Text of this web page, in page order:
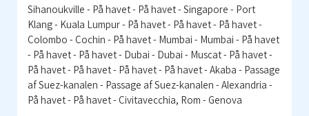
Sihanoukville - På havet - På havet - Singapore - Port
Klang - Kuala Lumpur - På havet - På havet - På havet -
Colombo - Cochin - På havet - Mumbai - Mumbai - På havet
- På havet - På havet - Dubai - Dubai - Muscat - På havet -
På havet - På havet - På havet - På havet - Akaba - Passage
af Suez-kanalen - Passage af Suez-kanalen - Alexandria -
På havet - På havet - Civitavecchia, Rom - Genova